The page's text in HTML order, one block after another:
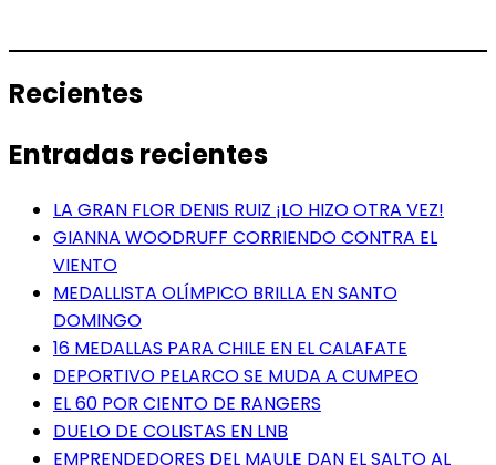
Recientes
Entradas recientes
LA GRAN FLOR DENIS RUIZ ¡LO HIZO OTRA VEZ!
GIANNA WOODRUFF CORRIENDO CONTRA EL
VIENTO
MEDALLISTA OLÍMPICO BRILLA EN SANTO
DOMINGO
16 MEDALLAS PARA CHILE EN EL CALAFATE
DEPORTIVO PELARCO SE MUDA A CUMPEO
EL 60 POR CIENTO DE RANGERS
DUELO DE COLISTAS EN LNB
EMPRENDEDORES DEL MAULE DAN EL SALTO AL